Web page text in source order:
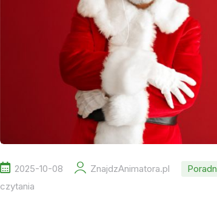
2025-10-08 ZnajdzAnimatora.pl
czytania